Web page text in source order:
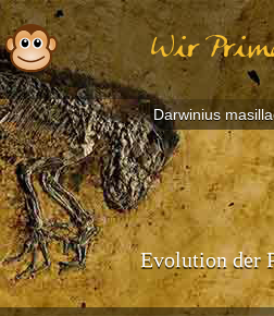
Wir
Evolution der
Darwinius